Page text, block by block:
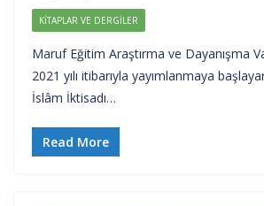
KITAPLAR VE DERGILER
Maruf Eğitim Araştırma ve Dayanışma
2021 yılı itibarıyla yayımlanmaya
İslâm İktisadı…
Read More